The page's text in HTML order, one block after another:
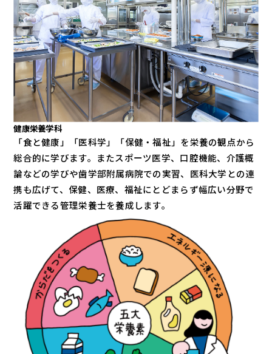
健康栄養学科
「食と健康」「医科学」「保健・福祉」を栄養の観点から
総合的に学びます。またスポーツ医学、口腔機能、介護概
論などの学びや歯学部附属病院での実習、医科大学との連
携も広げて、保健、医療、福祉にとどまらず幅広い分野で
活躍できる管理栄養士を養成します。